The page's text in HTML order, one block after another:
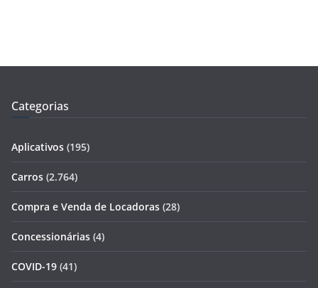
Categorias
Aplicativos (195)
Carros (2.764)
Compra e Venda de Locadoras (28)
Concessionárias (4)
COVID-19 (41)